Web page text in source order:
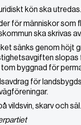
kön ska utredas.
för människor som
ska skrivas av.
sänks genom höjt
slopas
tom byggnad för
för
vildsvin, skarv och säl.